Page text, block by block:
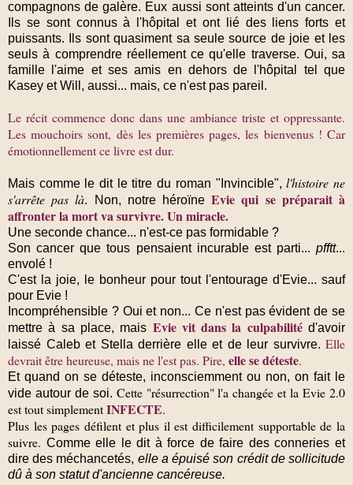
compagnons de galère. Eux aussi sont atteints d'un cancer.
Ils se sont connus à l'hôpital et ont lié des liens forts et
puissants. Ils sont quasiment sa seule source de joie et les
seuls à comprendre réellement ce qu'elle traverse. Oui, sa
famille l'aime et ses amis en dehors de l'hôpital tel que
Kasey et Will, aussi... mais, ce n'est pas pareil.
Le récit commence donc dans une ambiance triste et oppressante.
Les mouchoirs sont, dès les premières pages, les bienvenus ! Car
émotionnellement ce livre est dur.
Mais comme le dit le titre du roman "Invincible",l'histoire ne
s'arrête pas là. Non, notre héroïneEvie qui se préparait à
affronter la mort va survivre. Un miracle.
Une seconde chance... n'est-ce pas formidable ?
Son cancer que tous pensaient incurable est parti... pfftt...
envolé !
C'est la joie, le bonheur pour tout l'entourage d'Evie... sauf
pour Evie !
Incompréhensible ? Oui et non... Ce n'est pas évident de se
mettre à sa place, mais Evie vit dans la culpabilité d'avoir
laissé Caleb et Stella derrière elle et de leur survivre. Elle
devrait être heureuse, mais ne l'est pas. Pire, elle se déteste.
Et quand on se déteste, inconsciemment ou non, on fait le
vide autour de soi. Cette "résurrection" l'a changée et la Evie 2.0
est tout simplementINFECTE.
Plus les pages défilent et plus il est difficilement supportable de la
suivre. Comme elle le dit à force de faire des conneries et
dire des méchancetés, elle a épuisé son crédit de sollicitude
dû à son statut d'ancienne cancéreuse.